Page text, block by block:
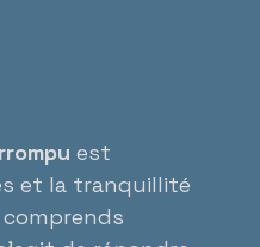
est
et la tranquillité